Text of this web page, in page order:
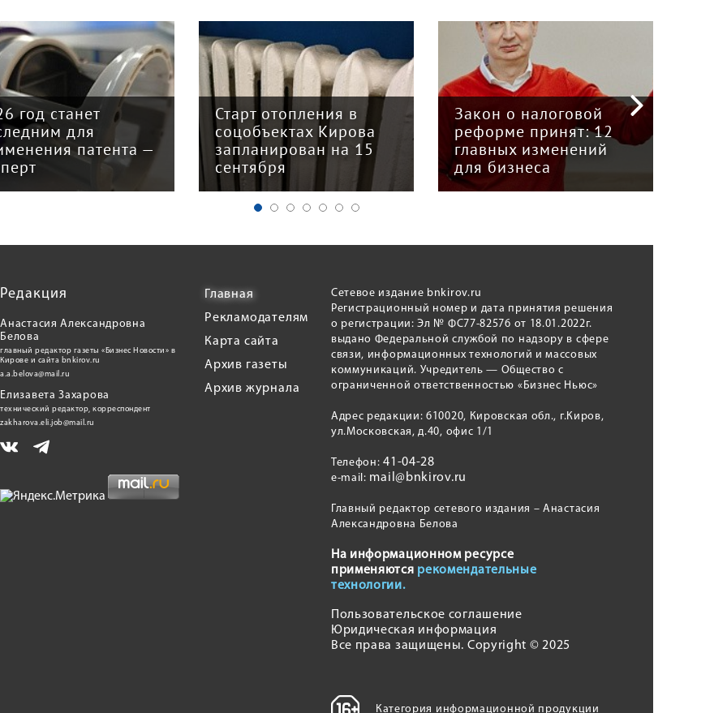
год станет
для
патента —
Старт отопления в
соцобъектах Кирова
запланирован на 15
сентября
Закон о налоговой
реформе принят: 12
главных изменений
для бизнеса
Редакция
Анастасия Александровна
Белова
главный редактор газеты «Бизнес Новости» в
Кирове и сайта bnkirov.ru
a.a.belova@mail.ru
Елизавета Захарова
технический редактор, корреспондент
zakharova.eli.job@mail.ru
Главная
Рекламодателям
Карта сайта
Архив газеты
Архив журнала
Сетевое издание bnkirov.ru
Регистрационный номер и дата принятия решения
о регистрации: Эл № ФС77-82576 от 18.01.2022г.
выдано Федеральной службой по надзору в сфере
связи, информационных технологий и массовых
коммуникаций. Учредитель — Общество с
ограниченной ответственностью «Бизнес Ньюс»
Адрес редакции: 610020, Кировская обл., г.Киров,
ул.Московская, д.40, офис 1/1
Телефон:41-04-28
e-mail: mail@bnkirov.ru
Главный редактор сетевого издания – Анастасия
Александровна Белова
На информационном ресурсе
применяются рекомендательные
технологии.
Пользовательское соглашение
Юридическая информация
Все права защищены. Copyright © 2025
Категория информационной продукции